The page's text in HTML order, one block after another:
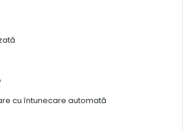
cu întunecare automată